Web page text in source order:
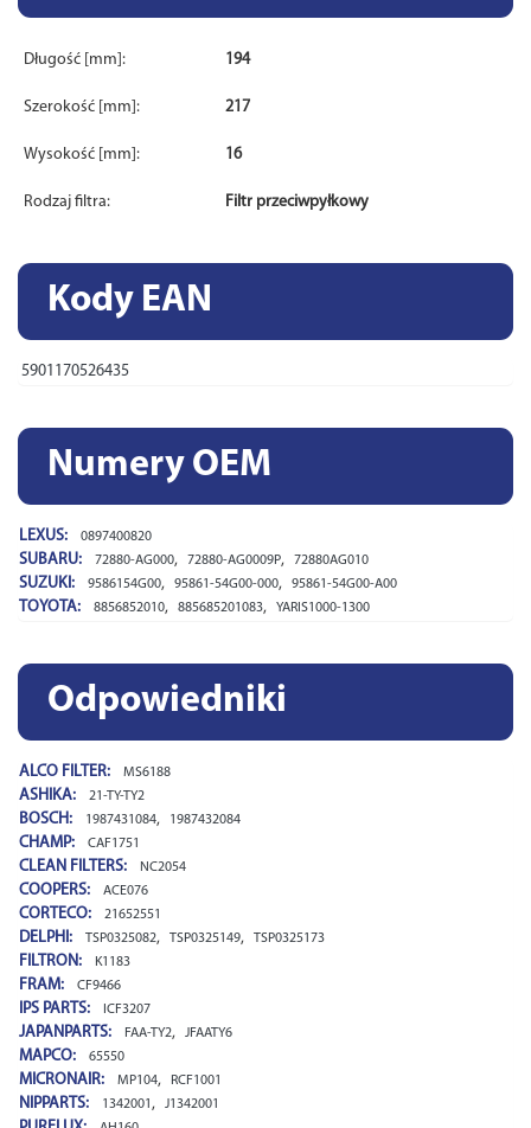
Długość [mm]: 194
Szerokość [mm]: 217
Wysokość [mm]: 16
Rodzaj filtra: Filtr przeciwpyłkowy
Kody EAN
5901170526435
Numery OEM
LEXUS: 0897400820
SUBARU: 72880-AG000, 72880-AG0009P, 72880AG010
SUZUKI: 9586154G00, 95861-54G00-000, 95861-54G00-A00
TOYOTA: 8856852010, 885685201083, YARIS1000-1300
Odpowiedniki
ALCO FILTER: MS6188
ASHIKA: 21-TY-TY2
BOSCH: 1987431084, 1987432084
CHAMP: CAF1751
CLEAN FILTERS: NC2054
COOPERS: ACE076
CORTECO: 21652551
DELPHI: TSP0325082, TSP0325149, TSP0325173
FILTRON: K1183
FRAM: CF9466
IPS PARTS: ICF3207
JAPANPARTS: FAA-TY2, JFAATY6
MAPCO: 65550
MICRONAIR: MP104, RCF1001
NIPPARTS: 1342001 , J1342001